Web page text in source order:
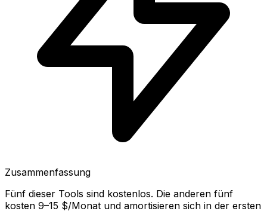
Zusammenfassung
Fünf dieser Tools sind kostenlos. Die anderen fünf
kosten 9–15 $/Monat und amortisieren sich in der ersten